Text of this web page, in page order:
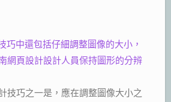
巧中還包括仔細調整圖像的大小，
網頁設計設計人員保持圖形的分辨
技巧之一是，應在調整圖像大小之